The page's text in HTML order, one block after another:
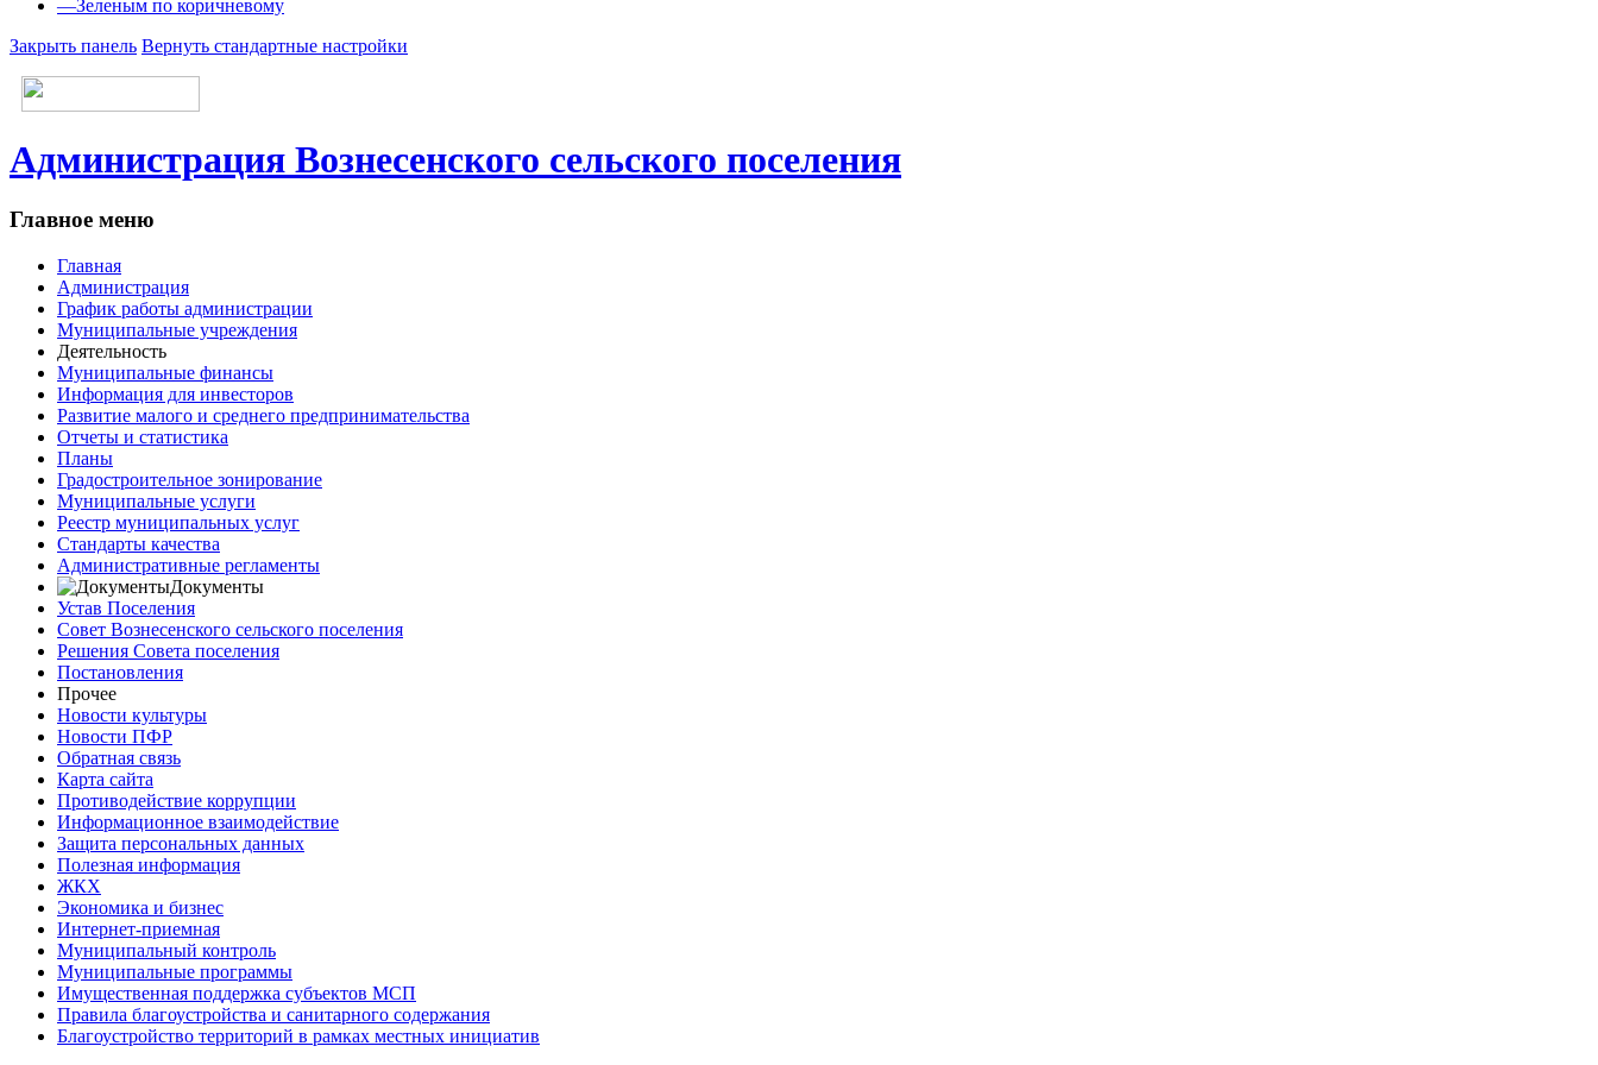
—Зеленым по коричневому
Закрыть панель Вернуть стандартные настройки
Администрация Вознесенского сельского поселения
Главное меню
Главная
Администрация
График работы администрации
Муниципальные учреждения
Деятельность
Муниципальные финансы
Информация для инвесторов
Развитие малого и среднего предпринимательства
Отчеты и статистика
Планы
Градостроительное зонирование
Муниципальные услуги
Реестр муниципальных услуг
Стандарты качества
Административные регламенты
Документы
Устав Поселения
Совет Вознесенского сельского поселения
Решения Совета поселения
Постановления
Прочее
Новости культуры
Новости ПФР
Обратная связь
Карта сайта
Противодействие коррупции
Информационное взаимодействие
Защита персональных данных
Полезная информация
ЖКХ
Экономика и бизнес
Интернет-приемная
Муниципальный контроль
Муниципальные программы
Имущественная поддержка субъектов МСП
Правила благоустройства и санитарного содержания
Благоустройство территорий в рамках местных инициатив